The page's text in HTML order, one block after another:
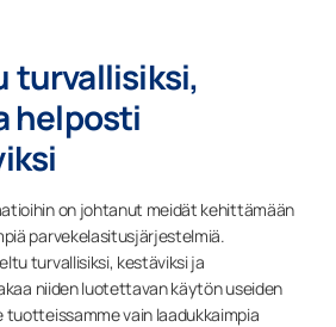
turvallisiksi,
helposti
on johtanut meidät kehittämään
parvekelasitusjärjestelmiä.
turvallisiksi, kestäviksi ja
niiden luotettavan käytön useiden
tuotteissamme vain laadukkaimpia